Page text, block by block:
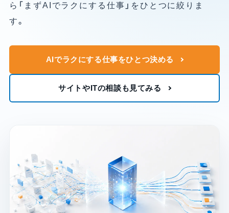
ら「まずAIでラクにする仕事」をひとつに絞りま
す。
AIでラクにする仕事をひとつ決める
サイトやITの相談も見てみる